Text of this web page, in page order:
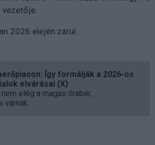
2026 elején zárul.
Így formálják a 2026-os
elvárásai (X)
elég a magas órabér,
várnak.